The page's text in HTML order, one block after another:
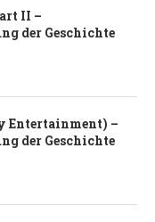
II –
der Geschichte
Entertainment) –
der Geschichte